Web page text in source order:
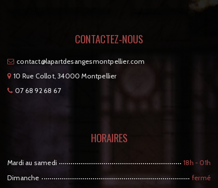
CONTACTEZ-NOUS
moc.reilleptnomsegnasedtrapal@
tcatnoc
10 Rue Collot, 34000 Montpellier
07 68 92 68 67
HORAIRES
Mardi au samedi
18h - 01h
Dimanche
fermé